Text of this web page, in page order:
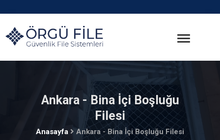
Ankara - Bina İçi Boşluğu
Filesi
Anasayfa Ankara - Bina İçi Boşluğu Filesi